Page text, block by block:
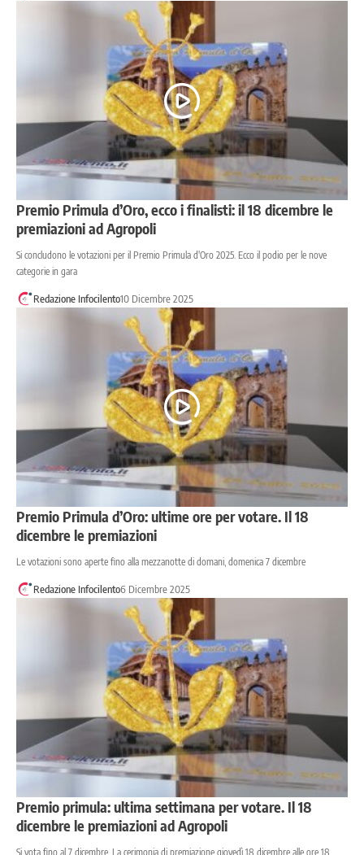
Premio Primula d’Oro, ecco i finalisti: il 18 dicembre le
premiazioni ad Agropoli
Si concludono le votazioni per il Premio Primula d'Oro 2025. Ecco il podio per le nove
categorie in gara
Redazione Infocilento10 Dicembre 2025
Premio Primula d’Oro: ultime ore per votare. Il 18
dicembre le premiazioni
Le votazioni sono aperte fino alla mezzanotte di domani, domenica 7 dicembre
Redazione Infocilento6 Dicembre 2025
Premio primula: ultima settimana per votare. Il 18
dicembre le premiazioni ad Agropoli
Si vota fino al 7 dicembre. La cerimonia di premiazione giovedì 18 dicembre alle ore 18